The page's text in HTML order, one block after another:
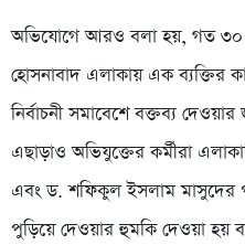
অভিযোগে আরও বলা হয়, গত ৩০
হোসনাবাদ এলাকায় এক ব্যক্তির
নির্বাচনী সমাবেশে বক্তব্য
এছাড়াও অভিযুক্তের কর্মীরা
এবং ড. শফিকুল ইসলাম মাসুদের
পুড়িয়ে দেওয়ার হুমকি দেওয়া হয়